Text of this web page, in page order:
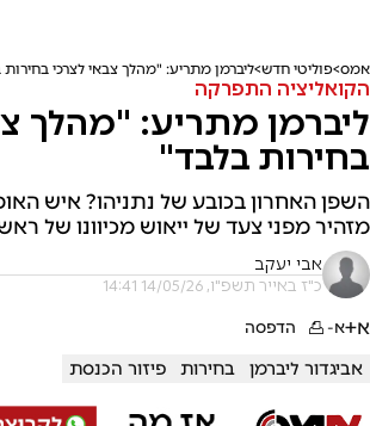
אמס פוליטי חדש ליברמן מתריע: "מהלך צבאי לצרכי
הקואליציה התפרקה
ליברמן מתריע: "מהלך
בחירות בלבד"
השפן האחרון בכובע של נתניהו? איש
מזהיר מפני צעד של ייאוש מכיוונו של
אבי יעקב
כ"ז באייר תשפ"ו, 14/05/26 14:41
א+א- הדפסה
אביגדור ליברמן בחירות פיזור הכנסת